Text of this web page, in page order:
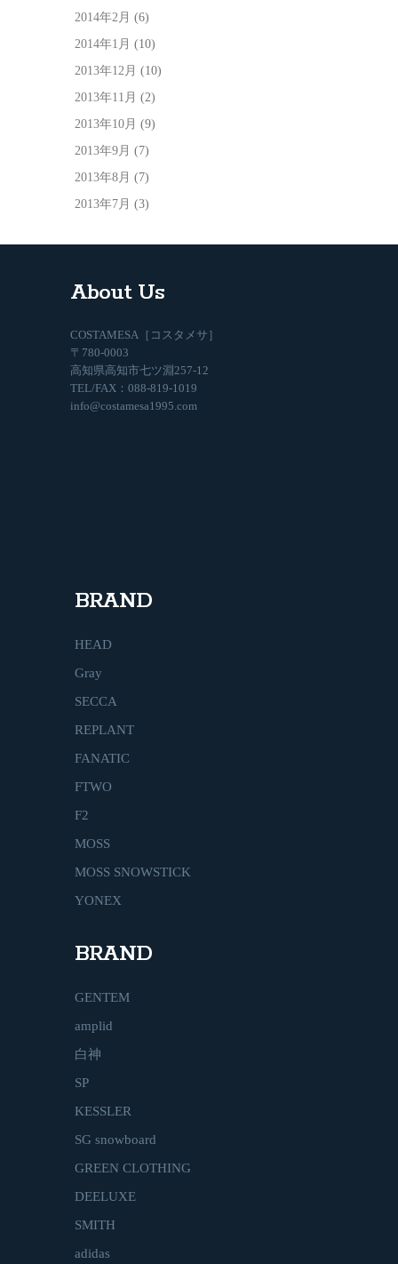
2014年2月 (6)
2014年1月 (10)
2013年12月 (10)
2013年11月 (2)
2013年10月 (9)
2013年9月 (7)
2013年8月 (7)
2013年7月 (3)
About Us
COSTAMESA［コスタメサ］
〒780-0003
高知県高知市七ツ淵257-12
TEL/FAX：088-819-1019
info@costamesa1995.com
BRAND
HEAD
Gray
SECCA
REPLANT
FANATIC
FTWO
F2
MOSS
MOSS SNOWSTICK
YONEX
BRAND
GENTEM
amplid
白神
SP
KESSLER
SG snowboard
GREEN CLOTHING
DEELUXE
SMITH
adidas